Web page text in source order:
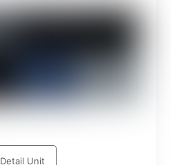
Detail Unit